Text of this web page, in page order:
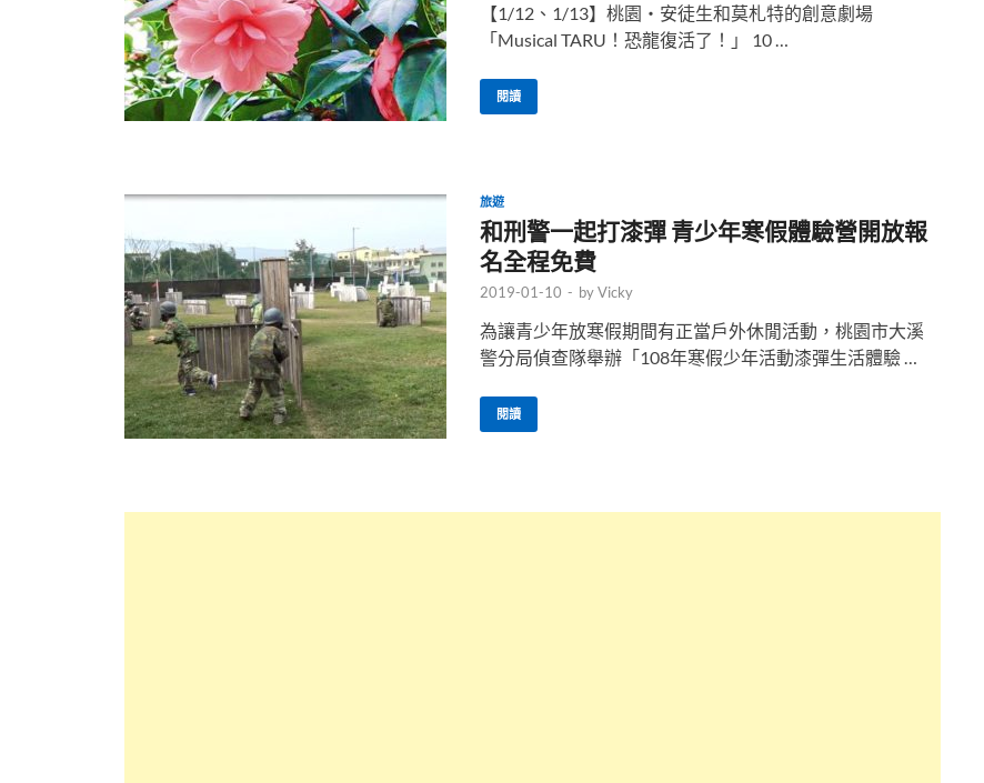
【1/12、1/13】桃園‧安徒生和莫札特的創意劇場
「Musical TARU！恐龍復活了！」 10 …
閱讀
旅遊
和刑警一起打漆彈 青少年寒假體驗營開放報
名全程免費
2019-01-10 - byVicky
為讓青少年放寒假期間有正當戶外休閒活動，桃園市大溪
警分局偵查隊舉辦「108年寒假少年活動漆彈生活體驗 …
閱讀